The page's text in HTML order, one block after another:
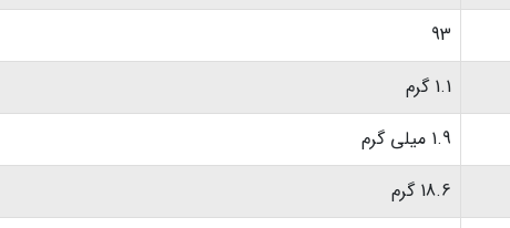
93
1.1 گرم
1.9 میلی گرم
18.6 گرم